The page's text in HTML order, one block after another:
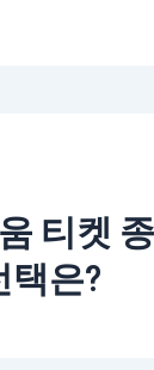
티켓
택은?